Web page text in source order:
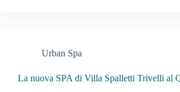
Urban Spa
La nuova SPA di Villa Spalletti Trivelli al